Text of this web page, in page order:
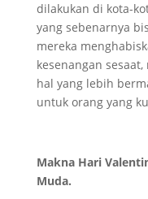
dilakukan di kota-
yang sebenarnya
mereka
kesenangan
hal yang lebih
untuk orang yang
Makna Hari
Muda.